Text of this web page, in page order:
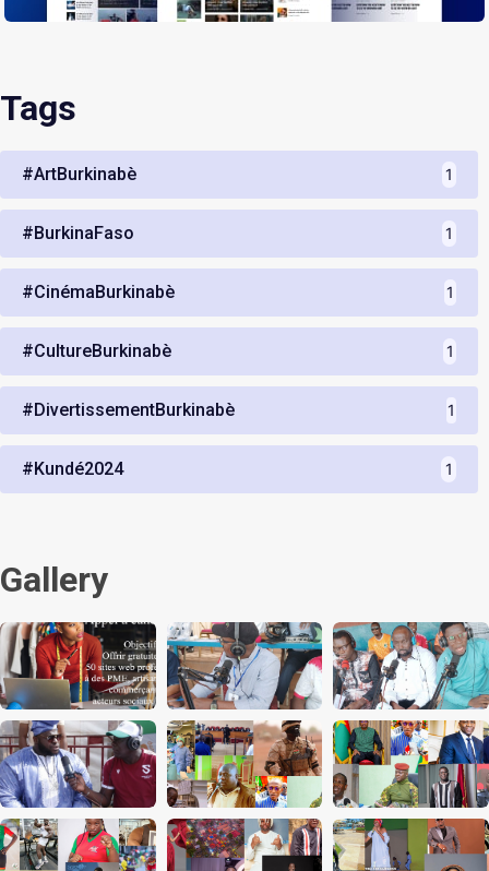
Tags
#ArtBurkinabè 1
#BurkinaFaso 1
#CinémaBurkinabè 1
#CultureBurkinabè 1
#DivertissementBurkinabè 1
#Kundé2024 1
Gallery